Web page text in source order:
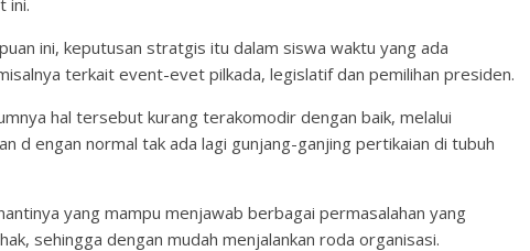
ini, keputusan stratgis itu dalam siswa waktu yang ada
terkait event-evet pilkada, legislatif dan pemilihan presiden.
hal tersebut kurang terakomodir dengan baik, melalui
d engan normal tak ada lagi gunjang-ganjing pertikaian di tubuh
yang mampu menjawab berbagai permasalahan yang
sehingga dengan mudah menjalankan roda organisasi.